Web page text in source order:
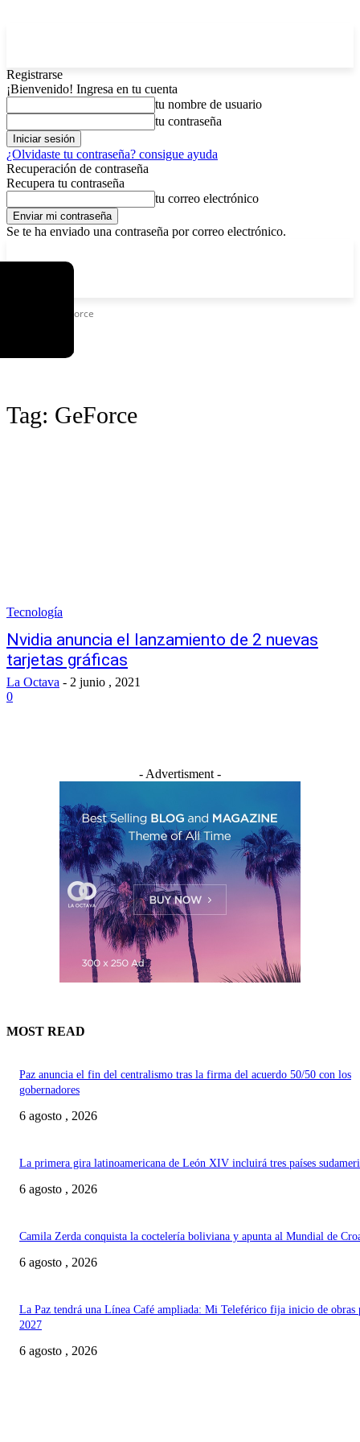
Registrarse
¡Bienvenido! Ingresa en tu cuenta
tu nombre de usuario
tu contraseña
¿Olvidaste tu contraseña? consigue ayuda
Recuperación de contraseña
Recupera tu contraseña
tu correo electrónico
Se te ha enviado una contraseña por correo electrónico.
GeForce
Tag: GeForce
Tecnología
Nvidia anuncia el lanzamiento de 2 nuevas
tarjetas gráficas
La Octava - 2 junio , 2021
0
- Advertisment -
MOST READ
Paz anuncia el fin del centralismo tras la firma del acuerdo 50/50 con los
gobernadores
6 agosto , 2026
La primera gira latinoamericana de León XIV incluirá tres países
6 agosto , 2026
Camila Zerda conquista la coctelería boliviana y apunta al Mundial de
6 agosto , 2026
La Paz tendrá una Línea Café ampliada: Mi Teleférico fija inicio de obras
2027
6 agosto , 2026